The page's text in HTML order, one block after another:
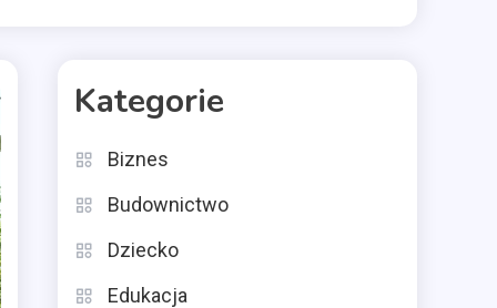
Kategorie
Biznes
Budownictwo
Dziecko
Edukacja